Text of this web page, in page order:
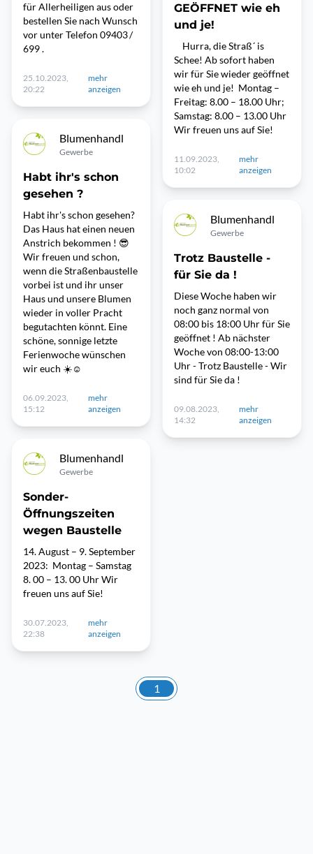
für Allerheiligen aus oder
bestellen Sie nach Wunsch
vor unter Telefon 09403 /
699 .
25.10.2023,
20:22
mehr
anzeigen
Blumenhandl
Gewerbe
Habt ihr's schon
gesehen ?
Habt ihr's schon gesehen?
Das Haus hat einen neuen
Anstrich bekommen ! 😎
Wir freuen und schon,
wenn die Straßenbaustelle
vorbei ist und ihr unser
Haus und unsere Blumen
wieder in voller Pracht
begutachten könnt. Eine
schöne, sonnige letzte
Ferienwoche wünschen
wir euch ☀️☺️
06.09.2023,
15:12
mehr
anzeigen
Blumenhandl
Gewerbe
Sonder-
Öffnungszeiten
wegen Baustelle
14. August – 9. September
2023: Montag – Samstag
8. 00 – 13. 00 Uhr Wir
freuen uns auf Sie!
30.07.2023,
22:38
mehr
anzeigen
GEÖFFNET wie eh
und je!
Hurra, die Straß´ is
Schee! Ab sofort haben
wir für Sie wieder geöffnet
wie eh und je! Montag –
Freitag: 8.00 – 18.00 Uhr;
Samstag: 8.00 – 13.00 Uhr
Wir freuen uns auf Sie!
11.09.2023,
10:02
mehr
anzeigen
Blumenhandl
Gewerbe
Trotz Baustelle -
für Sie da !
Diese Woche haben wir
noch ganz normal von
08:00 bis 18:00 Uhr für Sie
geöffnet ! Ab nächster
Woche von 08:00-13:00
Uhr - Trotz Baustelle - Wir
sind für Sie da !
09.08.2023,
14:32
mehr
anzeigen
1